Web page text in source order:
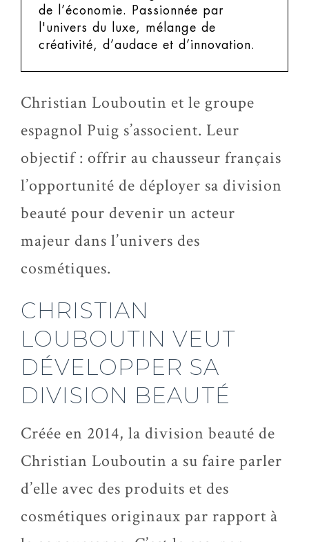
de l’économie. Passionnée par
l'univers du luxe, mélange de
créativité, d’audace et d’innovation.
Christian Louboutin et le groupe
espagnol Puig s’associent. Leur
objectif : offrir au chausseur français
l’opportunité de déployer sa division
beauté pour devenir un acteur
majeur dans l’univers des
cosmétiques.
CHRISTIAN
LOUBOUTIN VEUT
DÉVELOPPER SA
DIVISION BEAUTÉ
Créée en 2014, la division beauté de
Christian Louboutin a su faire parler
d’elle avec des produits et des
cosmétiques originaux par rapport à